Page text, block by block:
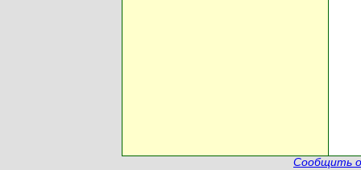
Сообщить о